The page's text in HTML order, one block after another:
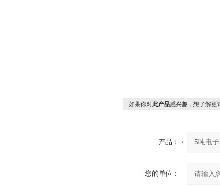
如果你对此产品感兴趣，想了解更
产品：
您的单位：